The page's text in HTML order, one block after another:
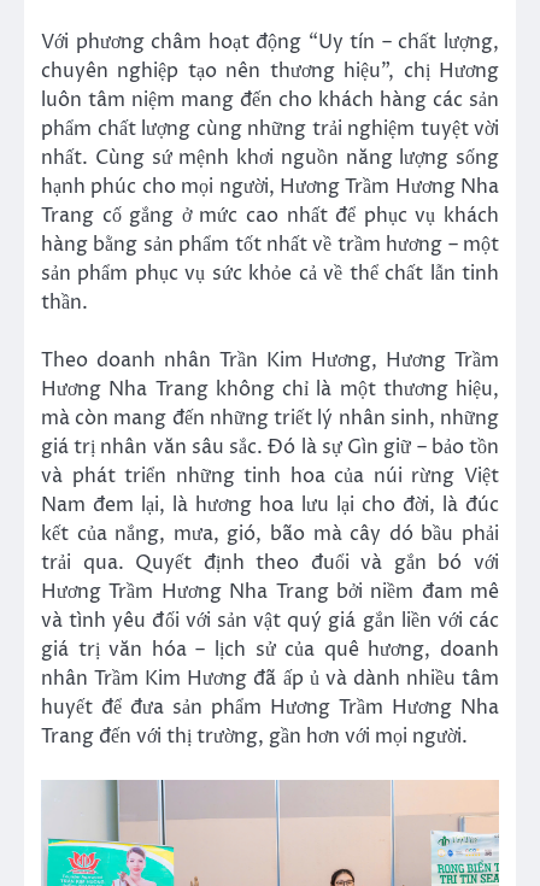
Với phương châm hoạt động “Uy tín – chất lượng,
chuyên nghiệp tạo nên thương hiệu”, chị Hương
luôn tâm niệm mang đến cho khách hàng các sản
phẩm chất lượng cùng những trải nghiệm tuyệt vời
nhất. Cùng sứ mệnh khơi nguồn năng lượng sống
hạnh phúc cho mọi người, Hương Trầm Hương Nha
Trang cố gắng ở mức cao nhất để phục vụ khách
hàng bằng sản phẩm tốt nhất về trầm hương – một
sản phẩm phục vụ sức khỏe cả về thể chất lẫn tinh
thần.
Theo doanh nhân Trần Kim Hương, Hương Trầm
Hương Nha Trang không chỉ là một thương hiệu,
mà còn mang đến những triết lý nhân sinh, những
giá trị nhân văn sâu sắc. Đó là sự Gìn giữ – bảo tồn
và phát triển những tinh hoa của núi rừng Việt
Nam đem lại, là hương hoa lưu lại cho đời, là đúc
kết của nắng, mưa, gió, bão mà cây dó bầu phải
trải qua. Quyết định theo đuổi và gắn bó với
Hương Trầm Hương Nha Trang bởi niềm đam mê
và tình yêu đối với sản vật quý giá gắn liền với các
giá trị văn hóa – lịch sử của quê hương, doanh
nhân Trầm Kim Hương đã ấp ủ và dành nhiều tâm
huyết để đưa sản phẩm Hương Trầm Hương Nha
Trang đến với thị trường, gần hơn với mọi người.